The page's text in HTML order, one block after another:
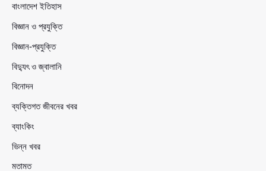
বাংলাদেশ ইতিহাস
বিজ্ঞান ও প্রযুক্তি
বিজ্ঞান-প্রযুক্তি
বিদ্যুৎ ও জ্বালানি
বিনোদন
ব্যক্তিগত জীবনের খবর
ব্যাংকিং
ভিন্ন খবর
মতামত